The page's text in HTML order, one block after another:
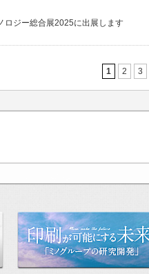
ロジー総合展2025に出展します
1 2 3
作った世界基準